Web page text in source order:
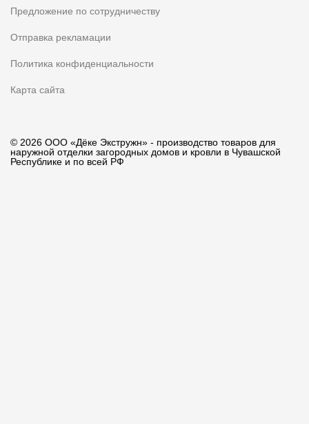
Предложение по сотрудничеству
Отправка рекламации
Политика конфиденциальности
Карта сайта
© 2026 ООО «Дёке Экстружн» - производство товаров для
наружной отделки загородных домов и кровли в Чувашской
Республике и по всей РФ